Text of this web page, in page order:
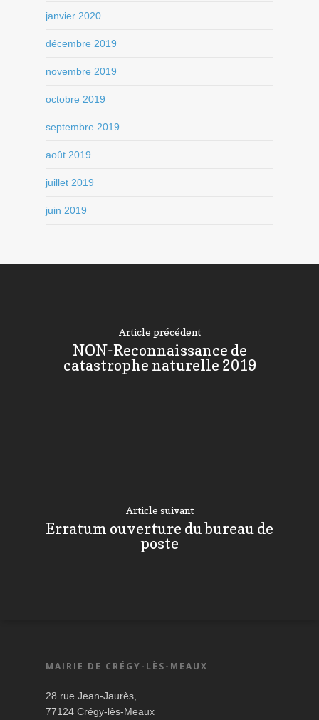
janvier 2020
décembre 2019
novembre 2019
octobre 2019
septembre 2019
août 2019
juillet 2019
juin 2019
Article précédent
NON-Reconnaissance de
catastrophe naturelle 2019
Article suivant
Erratum ouverture du bureau de
poste
MAIRIE DE CRÉGY-LÈS-MEAUX
28 rue Jean-Jaurès,
77124 Crégy-lès-Meaux